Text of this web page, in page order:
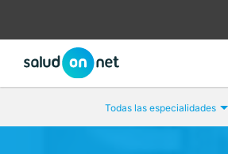
Todas las especialidades